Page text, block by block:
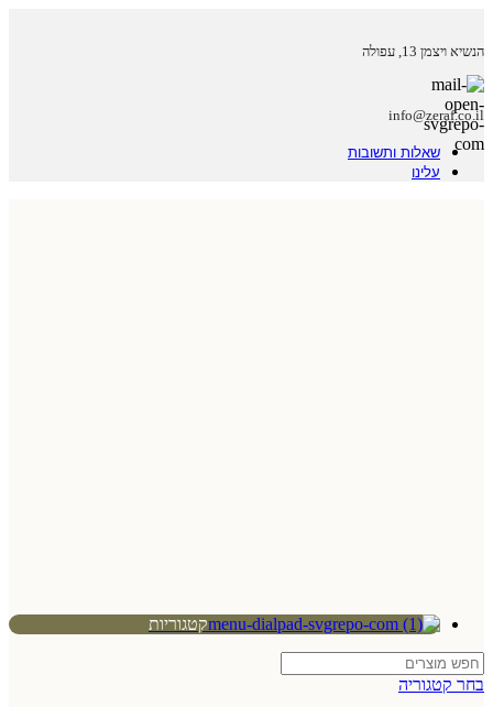
הנשיא ויצמן 13, עפולה
info@zeraf.co.il
שאלות ותשובות
עלינו
קטגוריות
בחר קטגוריה